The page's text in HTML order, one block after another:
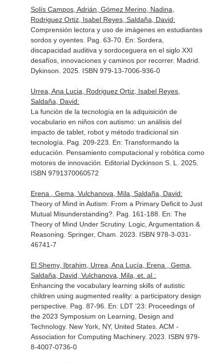
Solís Campos, Adrián, Gómez Merino, Nadina,
Rodriguez Ortiz, Isabel Reyes, Saldaña, David:
Comprensión lectora y uso de imágenes en estudiantes
sordos y oyentes. Pag. 63-70. En: Sordera,
discapacidad auditiva y sordoceguera en el siglo XXI
desafíos, innovaciones y caminos por recorrer. Madrid.
Dykinson. 2025. ISBN 979-13-7006-936-0
Urrea, Ana Lucia, Rodriguez Ortiz, Isabel Reyes,
Saldaña, David:
La función de la tecnología en la adquisición de
vocabulario en niños con autismo: un análisis del
impacto de tablet, robot y método tradicional sin
tecnología. Pag. 209-223. En: Transformando la
educación. Pensamiento computacional y robótica como
motores de innovación . Editorial Dyckinson S. L. 2025.
ISBN 9791370060572
Erena , Gema, Vulchanova, Mila, Saldaña, David:
Theory of Mind in Autism: From a Primary Deficit to Just
Mutual Misunderstanding?. Pag. 161-188. En: The
Theory of Mind Under Scrutiny. Logic, Argumentation &
Reasoning . Springer, Cham. 2023. ISBN 978-3-031-
46741-7
El Shemy, Ibrahim, Urrea, Ana Lucía, Erena , Gema,
Saldaña, David, Vulchanova, Mila, et. al.:
Enhancing the vocabulary learning skills of autistic
children using augmented reality: a participatory design
perspective. Pag. 87-96. En: LDT '23: Proceedings of
the 2023 Symposium on Learning, Design and
Technology. New York, NY, United States. ACM -
Association for Computing Machinery. 2023. ISBN 979-
8-4007-0736-0